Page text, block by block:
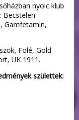
nyolc klub
Becstelen
Gamfetamin,
Fölé, Gold
UK 1911.
születtek: